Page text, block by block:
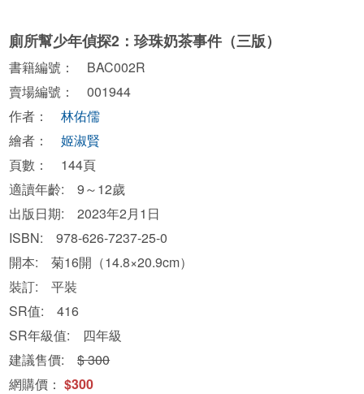
廁所幫少年偵探2：珍珠奶茶事件（三版）
書籍編號： BAC002R
賣場編號： 001944
作者：林佑儒
繪者：姬淑賢
頁數： 144頁
適讀年齡: 9～12歲
出版日期: 2023年2月1日
ISBN: 978-626-7237-25-0
開本: 菊16開（14.8×20.9cm）
裝訂: 平裝
SR值: 416
SR年級值: 四年級
建議售價:$ 300
網購價：$300